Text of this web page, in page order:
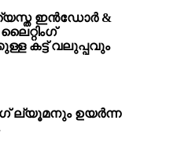
ഇൻഡോർ &
കട്ട് വലുപ്പവും
ല്യൂമനും ഉയർന്ന